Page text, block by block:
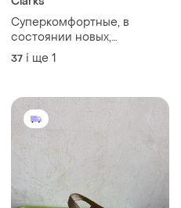
Суперкомфортные, в
состоянии новых,
босоножки clarks, с
ортопедической стелькой,
переплетами и т-
образным ремешком, 4,5 w
37 і ще 1